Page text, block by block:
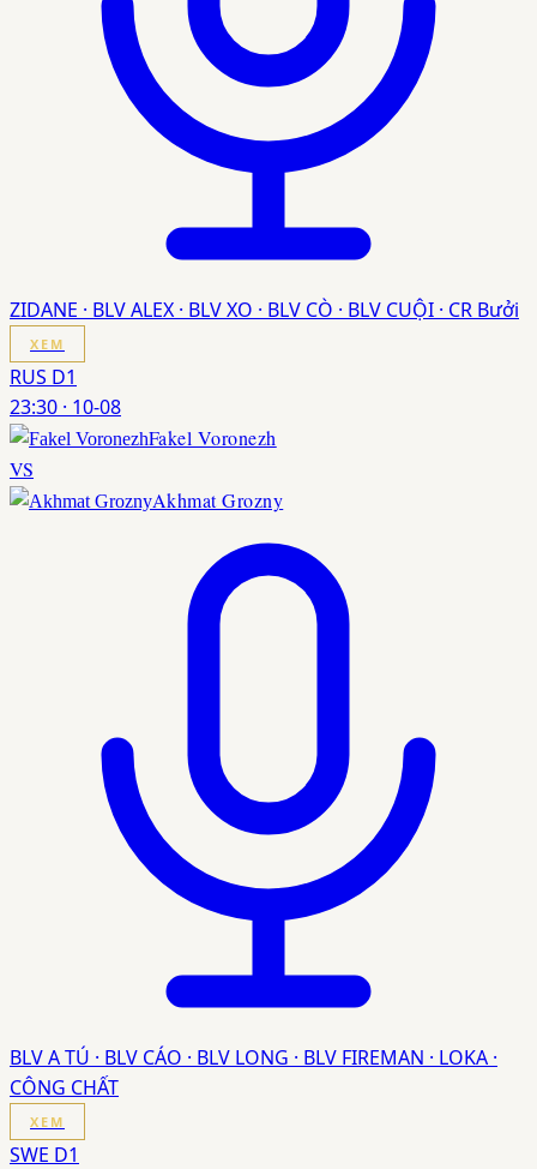
ZIDANE · BLV ALEX · BLV XO · BLV CÒ · BLV CUỘI · CR Bưởi
XEM
RUS D1
23:30 · 10-08
Fakel Voronezh
VS
Akhmat Grozny
BLV A TÚ · BLV CÁO · BLV LONG · BLV FIREMAN · LOKA ·
CÔNG CHẤT
XEM
SWE D1